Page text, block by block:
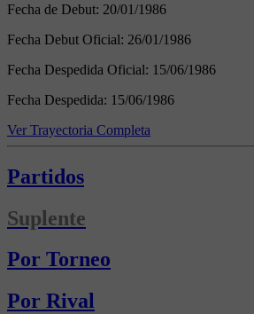
Fecha de Debut: 20/01/1986
Fecha Debut Oficial: 26/01/1986
Fecha Despedida Oficial: 15/06/1986
Fecha Despedida: 15/06/1986
Ver Trayectoria Completa
Partidos
Suplente
Por Torneo
Por Rival